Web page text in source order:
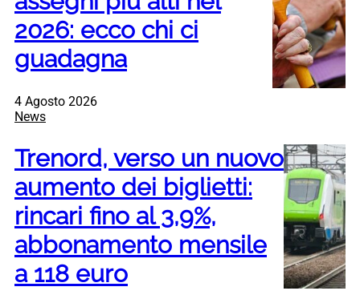
2026: ecco chi ci
guadagna
4 Agosto 2026
News
Trenord, verso un nuovo
aumento dei biglietti:
rincari fino al 3,9%,
abbonamento mensile
a 118 euro